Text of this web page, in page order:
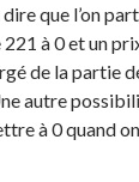
que l’on
221 à 0 et un
de la partie
autre
à 0 quand